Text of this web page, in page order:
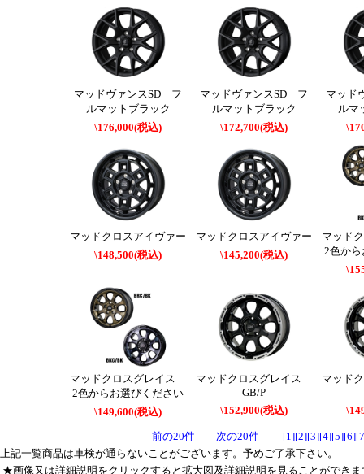
マッドヴァンスSD フ
ルマットブラック
\176,000(税込)
マッドヴァンスSD フ
ルマットブラック
\172,700(税込)
マッド
ルマ
マッドクロスアイヴァー
\148,500(税込)
マッドクロスアイヴァー
\145,200(税込)
マッド
2色か
マッドクロスグレイス
2色からお選びください
\149,600(税込)
マッドクロスグレイス
GB/P
\152,900(税込)
マッド
前の20件 次の20件 [1][2][3][4][5][6][7
上記一覧商品は車検が通らないことがございます。予めご了承下さい。
★画像又は詳細説明をクリックすると拡大図及詳細説明を見ることができま